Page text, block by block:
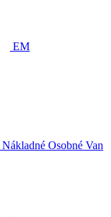
EM
Nákladné Osobné Van